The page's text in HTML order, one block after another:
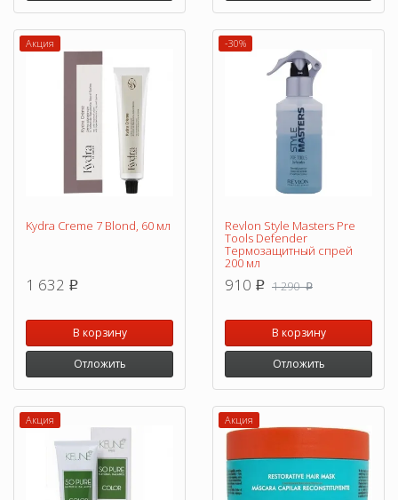
Акция
Kydra Сreme 7 Blond, 60 мл
1 632 p
В корзину
Отложить
-30%
Revlon Style Masters Pre
Tools Defender
Термозащитный спрей
200 мл
910 p 1 290 p
В корзину
Отложить
Акция Акция